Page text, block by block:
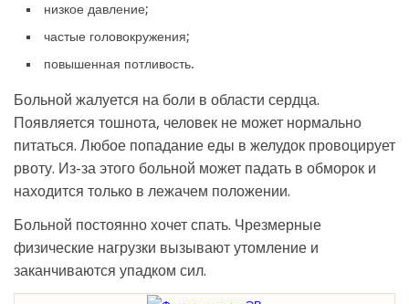
низкое давление;
частые головокружения;
повышенная потливость.
Больной жалуется на боли в области сердца.
Появляется тошнота, человек не может нормально
питаться. Любое попадание еды в желудок провоцирует
рвоту. Из-за этого больной может падать в обморок и
находится только в лежачем положении.
Больной постоянно хочет спать. Чрезмерные
физические нагрузки вызывают утомление и
заканчиваются упадком сил.